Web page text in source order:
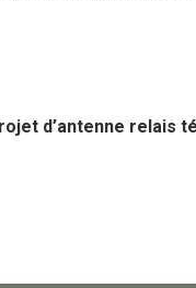
d’antenne relais